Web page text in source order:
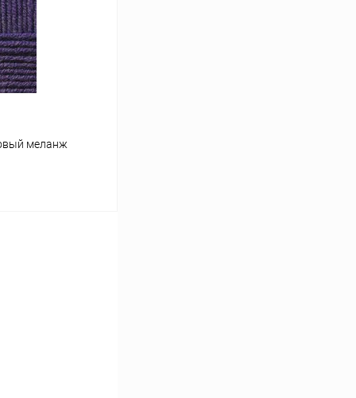
Сравнение
Под заказ
меланж